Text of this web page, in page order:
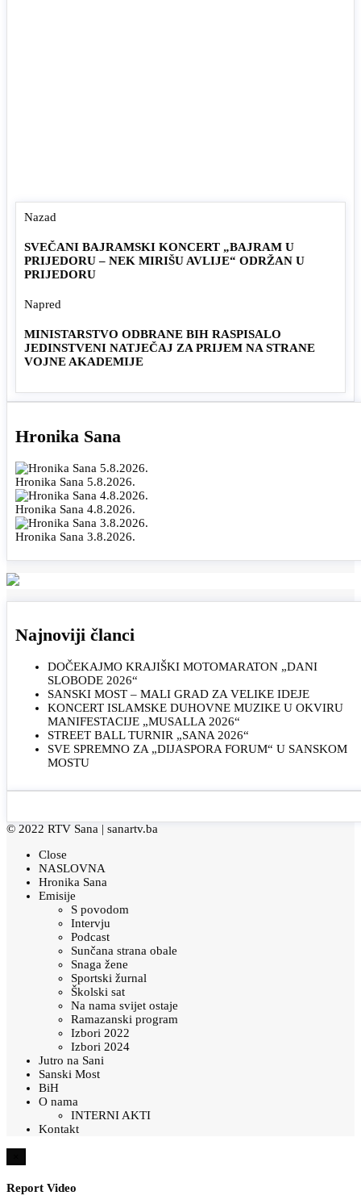
Nazad
SVEČANI BAJRAMSKI KONCERT „BAJRAM U
PRIJEDORU – NEK MIRIŠU AVLIJE“ ODRŽAN U
PRIJEDORU
Napred
MINISTARSTVO ODBRANE BIH RASPISALO
JEDINSTVENI NATJEČAJ ZA PRIJEM NA STRANE
VOJNE AKADEMIJE
Hronika Sana
Hronika Sana 5.8.2026.
Hronika Sana 4.8.2026.
Hronika Sana 3.8.2026.
Najnoviji članci
DOČEKAJMO KRAJIŠKI MOTOMARATON „DANI
SLOBODE 2026“
SANSKI MOST – MALI GRAD ZA VELIKE IDEJE
KONCERT ISLAMSKE DUHOVNE MUZIKE U OKVIRU
MANIFESTACIJE „MUSALLA 2026“
STREET BALL TURNIR „SANA 2026“
SVE SPREMNO ZA „DIJASPORA FORUM“ U SANSKOM
MOSTU
© 2022 RTV Sana | sanartv.ba
Close
NASLOVNA
Hronika Sana
Emisije
S povodom
Intervju
Podcast
Sunčana strana obale
Snaga žene
Sportski žurnal
Školski sat
Na nama svijet ostaje
Ramazanski program
Izbori 2022
Izbori 2024
Jutro na Sani
Sanski Most
BiH
O nama
INTERNI AKTI
Kontakt
Report Video